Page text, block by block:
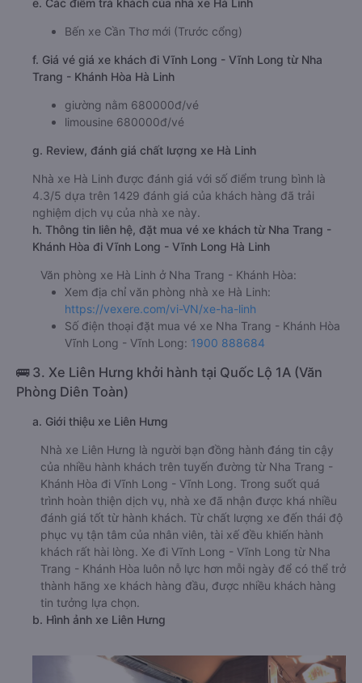
Bến xe Cần Thơ mới (Trước cổng)
f. Giá vé giá xe khách đi Vĩnh Long - Vĩnh Long từ Nha
Trang - Khánh Hòa Hà Linh
giường nằm 680000đ/vé
limousine 680000đ/vé
g. Review, đánh giá chất lượng xe Hà Linh
Nhà xe Hà Linh được đánh giá với số điểm trung bình là
4.3/5 dựa trên 1429 đánh giá của khách hàng đã trải
nghiệm dịch vụ của nhà xe này.
h. Thông tin liên hệ, đặt mua vé xe khách từ Nha Trang -
Khánh Hòa đi Vĩnh Long - Vĩnh Long Hà Linh
Văn phòng xe Hà Linh ở Nha Trang - Khánh Hòa:
Xem địa chỉ văn phòng nhà xe Hà Linh:
https://vexere.com/vi-VN/xe-ha-linh
Số điện thoại đặt mua vé xe Nha Trang - Khánh Hòa
Vĩnh Long - Vĩnh Long: 1900 888684
🚌 3. Xe Liên Hưng khởi hành tại Quốc Lộ 1A (Văn
Phòng Diên Toàn)
a. Giới thiệu xe Liên Hưng
Nhà xe Liên Hưng là người bạn đồng hành đáng tin cậy
của nhiều hành khách trên tuyến đường từ Nha Trang -
Khánh Hòa đi Vĩnh Long - Vĩnh Long. Trong suốt quá
trình hoàn thiện dịch vụ, nhà xe đã nhận được khá nhiều
đánh giá tốt từ hành khách. Từ chất lượng xe đến thái độ
phục vụ tận tâm của nhân viên, tài xế đều khiến hành
khách rất hài lòng. Xe đi Vĩnh Long - Vĩnh Long từ Nha
Trang - Khánh Hòa luôn nỗ lực hơn mỗi ngày để có thể trở
thành hãng xe khách hàng đầu, được nhiều khách hàng
tin tưởng lựa chọn.
b. Hình ảnh xe Liên Hưng